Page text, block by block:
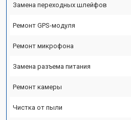
Замена переходных шлейфов
Ремонт GPS-модуля
Ремонт микрофона
Замена разъема питания
Ремонт камеры
Чистка от пыли